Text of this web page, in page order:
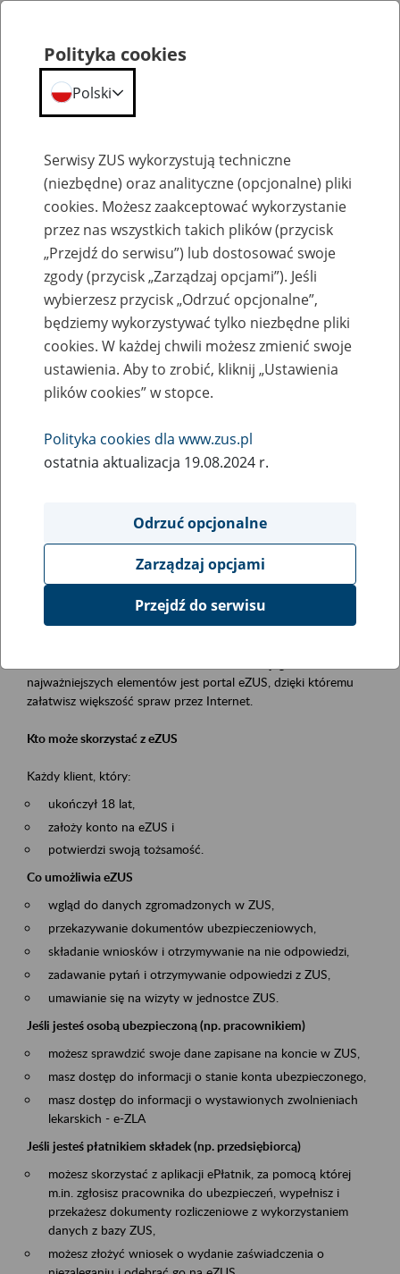
Szkolenia
Zaproś ZUS do siebie - zakładanie profili
eZUS w siedzibie Twojej firmy
Rodzaj wydarzenia
Szkolenia
Obszar merytoryczny
obsługa klientów
Opis wydarzenia
Platforma Usług Elektronicznych ZUS eZUS
najważniejszych elementów jest portal eZUS, dzięki któremu
załatwisz większość spraw przez Internet.
Kto może skorzystać z eZUS
Każdy klient, który:
ukończył 18 lat,
założy konto na eZUS i
potwierdzi swoją tożsamość.
Co umożliwia eZUS
wgląd do danych zgromadzonych w ZUS,
przekazywanie dokumentów ubezpieczeniowych,
składanie wniosków i otrzymywanie na nie odpowiedzi,
zadawanie pytań i otrzymywanie odpowiedzi z ZUS,
umawianie się na wizyty w jednostce ZUS.
Jeśli jesteś osobą ubezpieczoną (np. pracownikiem)
możesz sprawdzić swoje dane zapisane na koncie w ZUS,
masz dostęp do informacji o stanie konta ubezpieczonego,
masz dostęp do informacji o wystawionych zwolnieniach
lekarskich - e-ZLA
Jeśli jesteś płatnikiem składek (np. przedsiębiorcą)
możesz skorzystać z aplikacji ePłatnik, za pomocą której
m.in. zgłosisz pracownika do ubezpieczeń, wypełnisz i
przekażesz dokumenty rozliczeniowe z wykorzystaniem
danych z bazy ZUS,
możesz złożyć wniosek o wydanie zaświadczenia o
Polityka cookies
Polski
Serwisy ZUS wykorzystują techniczne
(niezbędne) oraz analityczne (opcjonalne) pliki
cookies. Możesz zaakceptować wykorzystanie
przez nas wszystkich takich plików (przycisk
„Przejdź do serwisu”) lub dostosować swoje
zgody (przycisk „Zarządzaj opcjami”). Jeśli
wybierzesz przycisk „Odrzuć opcjonalne”,
będziemy wykorzystywać tylko niezbędne pliki
cookies. W każdej chwili możesz zmienić swoje
ustawienia. Aby to zrobić, kliknij „Ustawienia
plików cookies” w stopce.
Polityka cookies dla www.zus.pl
ostatnia aktualizacja 19.08.2024 r.
Odrzuć opcjonalne
Zarządzaj opcjami
Przejdź do serwisu